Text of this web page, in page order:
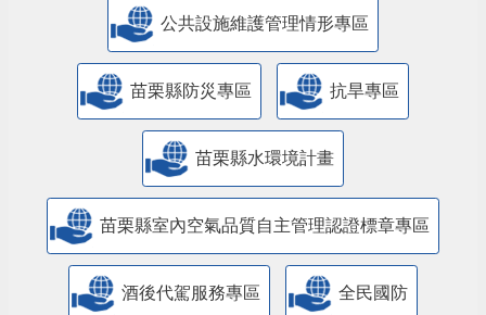
​公共設施維護管理情形專區
苗栗縣防災專區 抗旱專區
苗栗縣水環境計畫
苗栗縣室內空氣品質自主管理認證標章專區
酒後代駕服務專區 全民國防